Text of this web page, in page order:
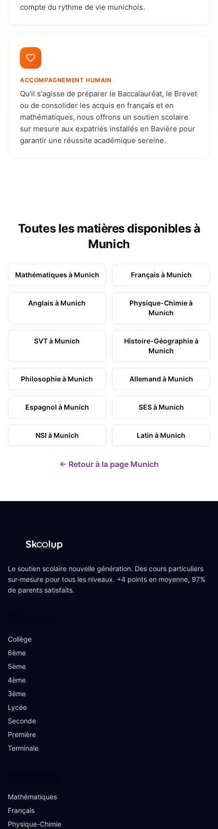
compte du rythme de vie munichois.
ACCOMPAGNEMENT HUMAIN
Qu'il s'agisse de préparer le Baccalauréat, le Brevet
ou de consolider les acquis en français et en
mathématiques, nous offrons un soutien scolaire
sur mesure aux expatriés installés en Bavière pour
garantir une réussite académique sereine.
Toutes les matières disponibles à
Munich
Mathématiques à Munich Français à Munich
Anglais à Munich Physique-Chimieà
Munich
SVTà Munich Histoire-Géographieà
Munich
Philosophieà Munich Allemand à Munich
Espagnol à Munich SESà Munich
NSI à Munich Latin à Munich
← Retour à la page Munich
Le soutien scolaire nouvelle génération. Des cours particuliers
sur-mesure pour tous les niveaux. +4 points en moyenne, 97%
de parents satisfaits.
Collège
6ème
5ème
4ème
3ème
Lycée
Seconde
Première
Terminale
Mathématiques
Français
Physique-Chimie